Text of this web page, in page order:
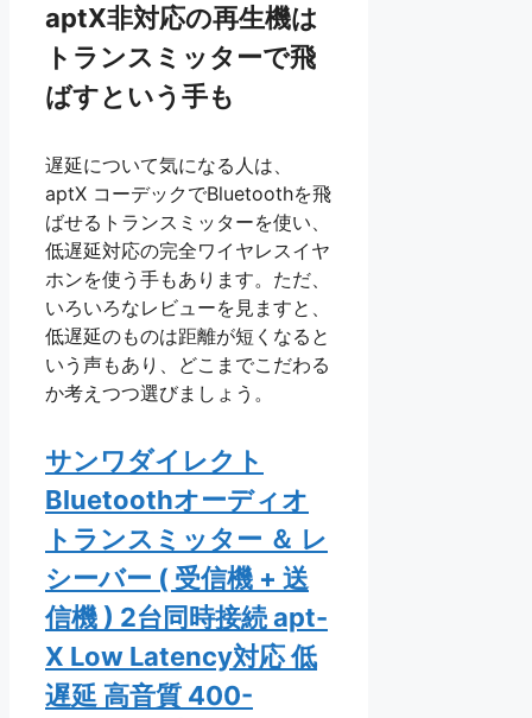
aptX非対応の再生機は
トランスミッターで飛
ばすという手も
遅延について気になる人は、
aptX コーデックでBluetoothを飛
ばせるトランスミッターを使い、
低遅延対応の完全ワイヤレスイヤ
ホンを使う手もあります。ただ、
いろいろなレビューを見ますと、
低遅延のものは距離が短くなると
いう声もあり、どこまでこだわる
か考えつつ選びましょう。
サンワダイレクト
Bluetoothオーディオ
トランスミッター ＆ レ
シーバー ( 受信機 + 送
信機 ) 2台同時接続 apt-
X Low Latency対応 低
遅延 高音質 400-